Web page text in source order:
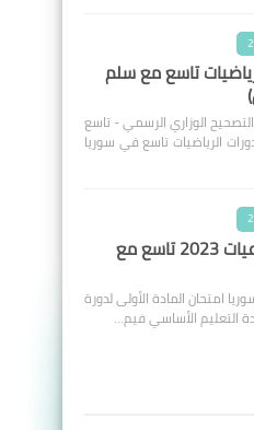
تاسع مع سلم
الوزاري الرسمي - تاسع
الرياضيات تاسع في سوريا
اسئلة الاجتماعيات 2023 تاسع مع
تاسع 2023 في سوريا امتحان المادة الأولى لدورة